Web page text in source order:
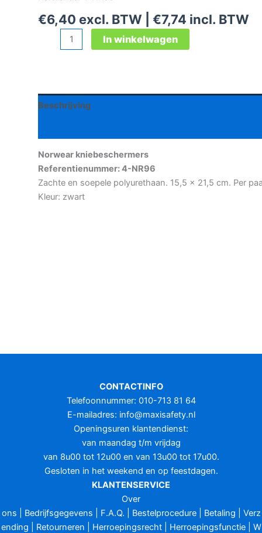
€6,40 excl. BTW | €7,74 incl. BTW
Norwear
kniebeschermers
In winkelwagen
Beschrijving
Norwear kniebeschermers
Referentienummer: 4-NR96
Zachte en soepele polyurethaan. 15,5 x 21,5 cm. Per
Kleur: zwart
CONTACTINFO
Telefoonnummer: 010-713 81 64
E-mailadres: info@maxisafety.nl
Openingsuren klantendienst:
van maandag t/m vrijdag
van 8u00 tot 12u00 en van 13u00 tot 17u00.
Gesloten in het weekend en op feestdagen.
KLANTENSERVICE
Over
ons
Bedrijfsgegevens F.A.Q. Bestelprocedure| Betaling
Verz
ending
Retourneren Herroepingsrecht| Herroepingsfunctie| W